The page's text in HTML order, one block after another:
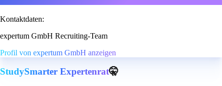
Kontaktdaten:
expertum GmbH Recruiting-Team
Profil von expertum GmbH anzeigen
StudySmarter Expertenrat🤫